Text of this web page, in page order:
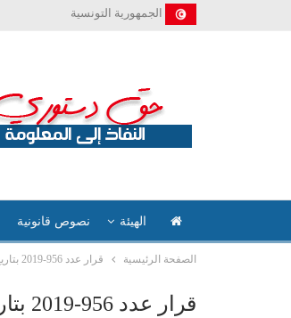
الجمهورية التونسية
الهيئة نصوص قانونية
الصفحة الرئيسية قرار عدد 956-2019 بتاريخ 2019/09/06
قرار عدد 956-2019 بتاريخ 2019/09/06